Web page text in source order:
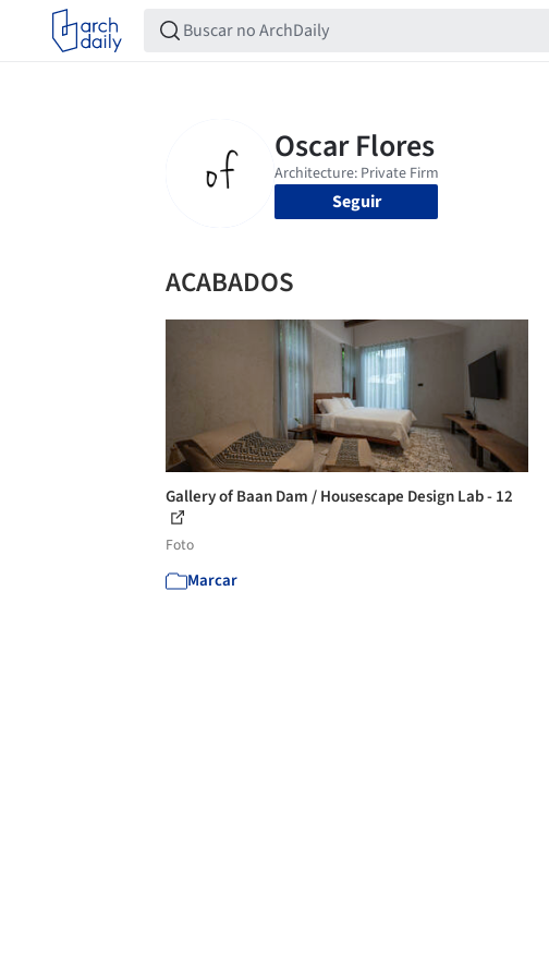
Seguir
ACABADOS
Gallery of Baan Dam / Housescape Design Lab - 12
Foto
Marcar